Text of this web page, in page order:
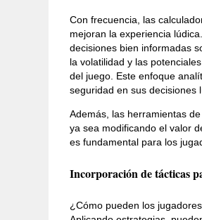
Con frecuencia, las
mejoran la experiencia
decisiones bien informadas
la volatilidad y las
del juego. Este enfoque
seguridad en sus decisiones
Además, las herramientas
ya sea modificando el valor
es fundamental para los
Incorporación de tácticas
¿Cómo pueden los